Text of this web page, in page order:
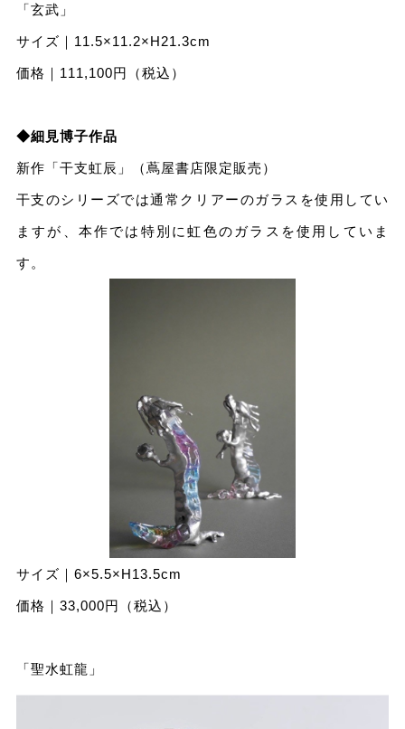
「⽞武」
サイズ｜11.5×11.2×H21.3cm
価格｜111,100円（税込）
◆細⾒博⼦作品
新作「⼲⽀虹⾠」（蔦屋書店限定販売）
⼲⽀のシリーズでは通常クリアーのガラスを使⽤してい
ますが、本作では特別に虹⾊のガラスを使⽤していま
す。
サイズ｜6×5.5×H13.5cm
価格｜33,000円（税込）
「聖⽔虹⿓」